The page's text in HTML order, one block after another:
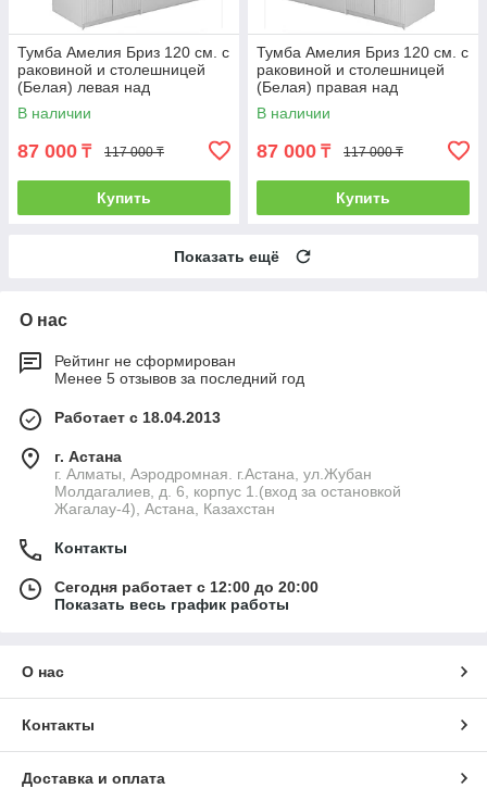
Тумба Амелия Бриз 120 см. с
раковиной и столешницей
(Белая) левая над
стиральной машиной. РФ
В наличии
87 000 ₸ 117 000 ₸
Купить
Тумба Амелия Бриз 120 см. с
раковиной и столешницей
(Белая) правая над
стиральной машиной. РФ
В наличии
87 000 ₸ 117 000 ₸
Купить
Показать ещё
О нас
Рейтинг не сформирован
Менее 5 отзывов за последний год
Работает с 18.04.2013
г. Астана
г. Алматы, Аэродромная. г.Астана, ул.Жубан
Молдагалиев, д. 6, корпус 1.(вход за остановкой
Жагалау-4), Астана, Казахстан
Контакты
Сегодня работает с 12:00 до 20:00
Показать весь график работы
О нас
Контакты
Доставка и оплата